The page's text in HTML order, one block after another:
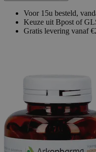
Voor 15u besteld,
Keuze uit Bpost of
Gratis levering vanaf